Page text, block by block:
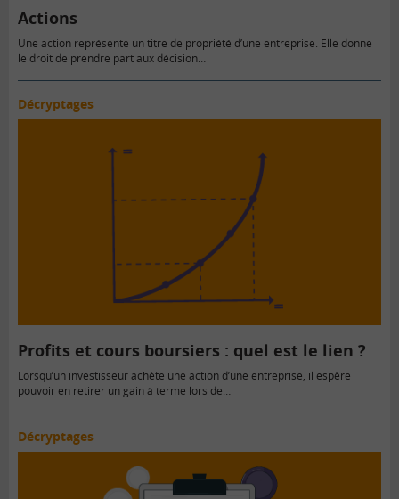
Actions
Une action représente un titre de propriété d’une entreprise. Elle donne
le droit de prendre part aux décision…
Décryptages
Profits et cours boursiers : quel est le lien ?
Lorsqu’un investisseur achète une action d’une entreprise, il espère
pouvoir en retirer un gain à terme lors de…
Décryptages